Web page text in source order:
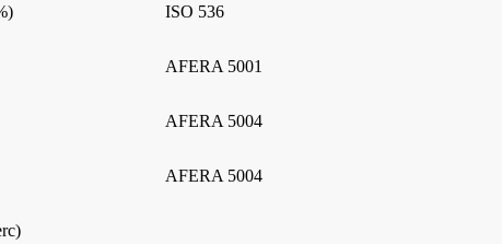
ISO 536
AFERA 5001
AFERA 5004
AFERA 5004